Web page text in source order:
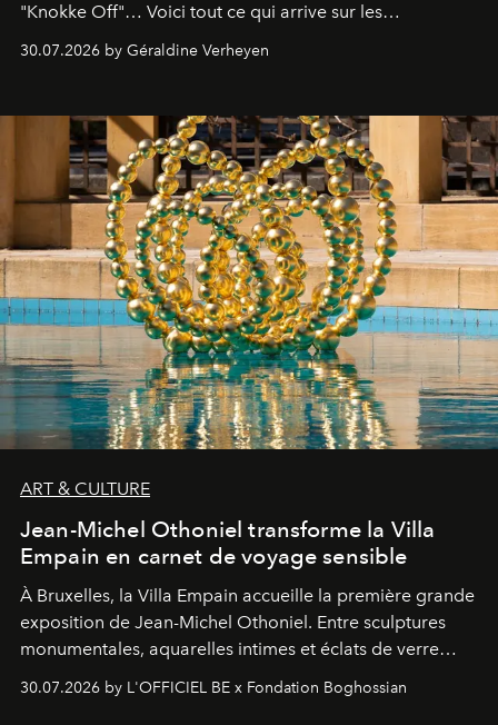
"Knokke Off"… Voici tout ce qui arrive sur les
plateformes de streaming en août 2026.
30.07.2026 by Géraldine Verheyen
ART & CULTURE
Jean-Michel Othoniel transforme la Villa
Empain en carnet de voyage sensible
À Bruxelles, la Villa Empain accueille la première grande
exposition de Jean-Michel Othoniel. Entre sculptures
monumentales, aquarelles intimes et éclats de verre
soufflé, l’artiste français compose un itinéraire
émotionnel où chaque œuvre devient le souvenir
30.07.2026 by L'OFFICIEL BE x Fondation Boghossian